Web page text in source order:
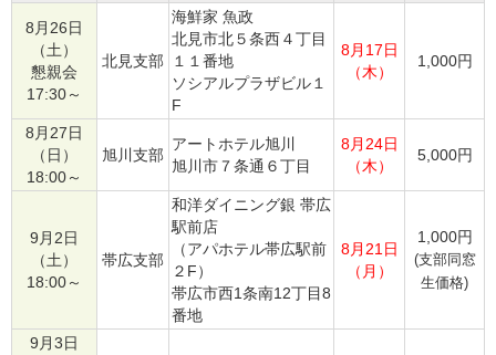
8月26日
（土）
懇親会
17:30～
北見支部
海鮮家 魚政
北見市北５条西４丁目
１１番地
ソシアルプラザビル１
F
8月17日
（木）
1,000円
8月27日
（日）
18:00～
旭川支部
アートホテル旭川
旭川市７条通６丁目
8月24日
（木）
5,000円
9月2日
（土）
18:00～
帯広支部
和洋ダイニング銀 帯広
駅前店
（アパホテル帯広駅前
２F）
帯広市西1条南12丁目8
番地
8月21日
（月）
1,000円
(支部同窓
生価格)
9月3日